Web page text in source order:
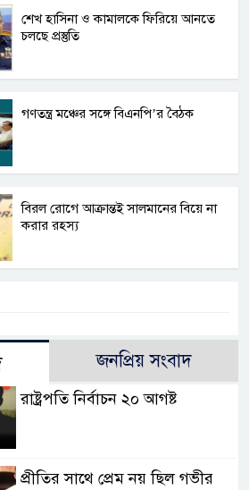
শেখ হাসিনা ও কামালকে ফিরিয়ে আনতে
চলছে প্রস্তুতি
গণতন্ত্র মঞ্চের সঙ্গে বিএনপি’র বৈঠক
বিরল রোগে আক্রান্তই সালমানের বিয়ে না
করার রহস্য
জনপ্রিয় সংবাদ
রাষ্ট্রপতি নির্বাচন ২০ আগষ্ট
প্রীতির সাথে প্রেম নয় ছিল গভীর